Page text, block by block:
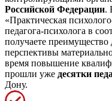
Российской Федерации.
«Практическая
педагога-психолога в
получаете преимущество
перспективы
время повышение
прошли уже десятки
Дону.